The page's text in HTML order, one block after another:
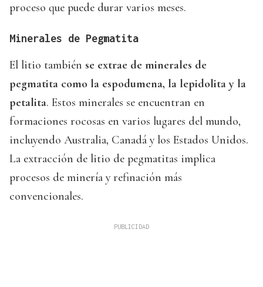
proceso que puede durar varios meses.
Minerales de Pegmatita
El litio también se extrae de minerales de
pegmatita como la espodumena, la lepidolita y la
petalita. Estos minerales se encuentran en
formaciones rocosas en varios lugares del mundo,
incluyendo Australia, Canadá y los Estados Unidos.
La extracción de litio de pegmatitas implica
procesos de minería y refinación más
convencionales.